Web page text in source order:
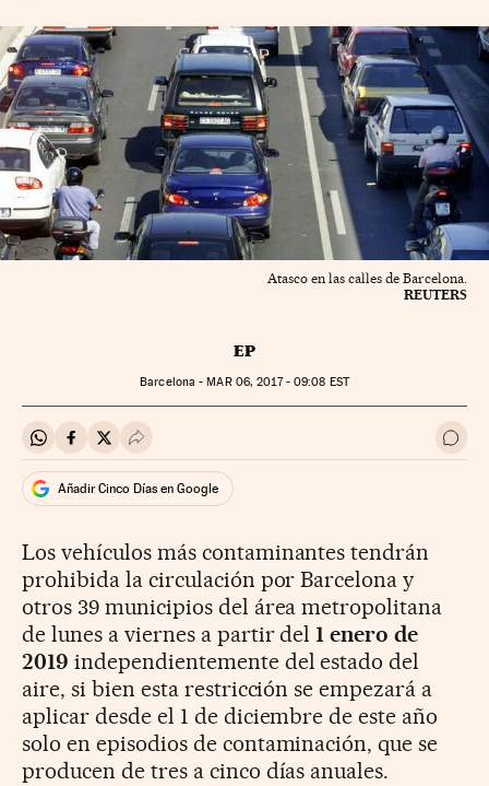
Atasco en las calles de Barcelona.
REUTERS
EP
Barcelona - MAR06, 2017 - 09:08 EST
Compartir en Whatsapp
Compartir en Facebook
Compartir en Twitter
Desplegar Redes Sociales Ir a
Añadir Cinco Días en Google
Los vehículos más contaminantes tendrán
prohibida la circulación por Barcelona y
otros 39 municipios del área metropolitana
de lunes a viernes a partir del 1 enero de
2019 independientemente del estado del
aire, si bien esta restricción se empezará a
aplicar desde el 1 de diciembre de este año
solo en episodios de contaminación, que se
producen de tres a cinco días anuales.